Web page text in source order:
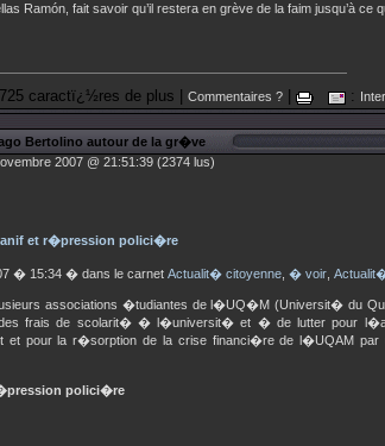
Ramón, fait savoir qu’il restera en grève de la faim jusqu’à ce
caractï¿½res de plus | Commentaires ?| :
Bertolino autour de la gr�ve
2007 @ 21:51:39 (2374 lus)
et r�pression polici�re
� 15:34 � dans le carnet Actualit� citoyenne, � voir,
associations �tudiantes de l�UQ�M (Universit� du
frais de scolarit� � l�universit� et � de lutter pour
et pour la r�sorption de la crise financi�re de l�UQAM par
polici�re